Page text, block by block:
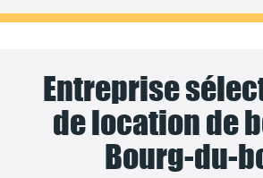
Entreprise
de location de
Bourg-du-